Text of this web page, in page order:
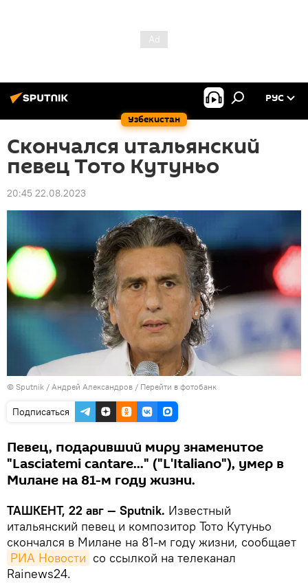
Узбекистан
РУС
Скончался итальянский
певец Тото Кутуньо
20:45 22.08.2023
© Sputnik / Андрей Александров / Перейти в фотобанк
Подписаться
Певец, подаривший миру знаменитое
"Lasciatemi cantare..." ("L'Italiano"), умер в
Милане на 81-м году жизни.
ТАШКЕНТ, 22 авг — Sputnik. Известный
итальянский певец и композитор Тото Кутуньо
скончался в Милане на 81-м году жизни, сообщает
РИА Новости со ссылкой на телеканал
Rainews24.